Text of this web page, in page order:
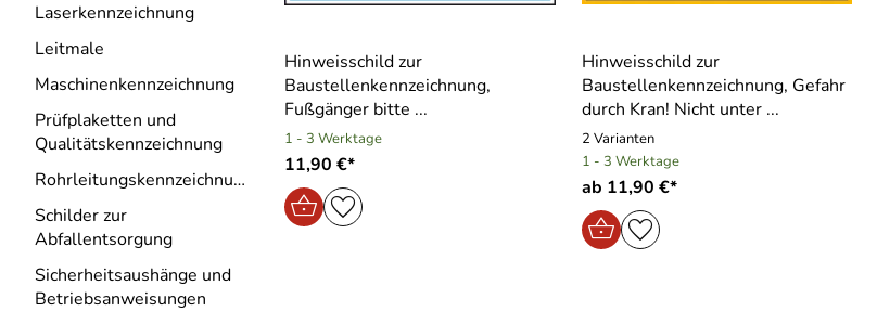
Laserkennzeichnung
Leitmale
Maschinenkennzeichnung
Prüfplaketten und
Qualitätskennzeichnung
Rohrleitungskennzeichnung
Schilder zur
Abfallentsorgung
Sicherheitsaushänge und
Betriebsanweisungen
Hinweisschild zur
Baustellenkennzeichnung,
Fußgänger bitte ...
1 - 3 Werktage
11,90 €*
Hinweisschild zur
Baustellenkennzeichnung, Gefahr
durch Kran! Nicht unter ...
2 Varianten
1 - 3 Werktage
ab 11,90 €*